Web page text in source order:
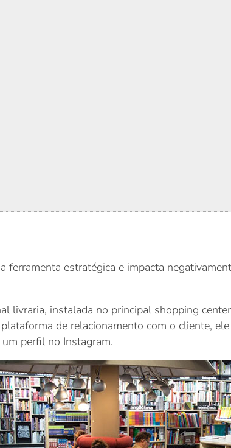
ferramenta estratégica e impacta
livraria, instalada no principal shopping
de relacionamento com o cliente,
perfil no Instagram.